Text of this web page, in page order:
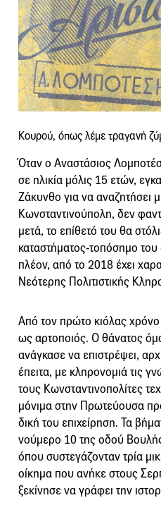
Κουρού, όπως λέμε τραγανή
Όταν ο Αναστάσιος
σε ηλικία μόλις 15 ετών,
Ζάκυνθο για να αναζητήσει
Κωνσταντινούπολη, δεν
μετά, το επίθετό του θα
καταστήματος-τοπόσημο
πλέον, από το 2018 έχει
Νεότερης Πολιτιστικής
Από τον πρώτο κιόλας
ως αρτοποιός. Ο θάνατος
ανάγκασε να επιστρέψει,
έπειτα, με κληρονομιά τις
τους Κωνσταντινοπολίτες
μόνιμα στην Πρωτεύουσα
δική του επιχείρηση. Τα
νούμερο 10 της οδού
όπου συστεγάζονταν τρία
οίκημα που ανήκε στους
ξεκίνησε να γράφει την